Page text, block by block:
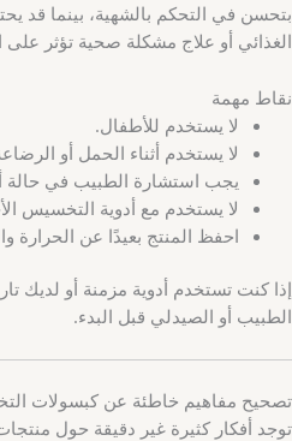
بتحسن في التحكم بالشهية، بينما قد
الغذائي أو علاج مشكلة صحية تؤثر على
نقاط مهمة
لا يستخدم للأطفال.
لا يستخدم أثناء الحمل أو
يجب استشارة الطبيب في حالة
لا يستخدم مع أدوية التخسيس
احفظ المنتج بعيدًا عن الحرارة
إذا كنت تستخدم أدوية مزمنة أو لديك
الطبيب أو الصيدلي قبل البدء.
تصحيح مفاهيم خاطئة عن كبسولات
توجد أفكار كثيرة غير دقيقة حول